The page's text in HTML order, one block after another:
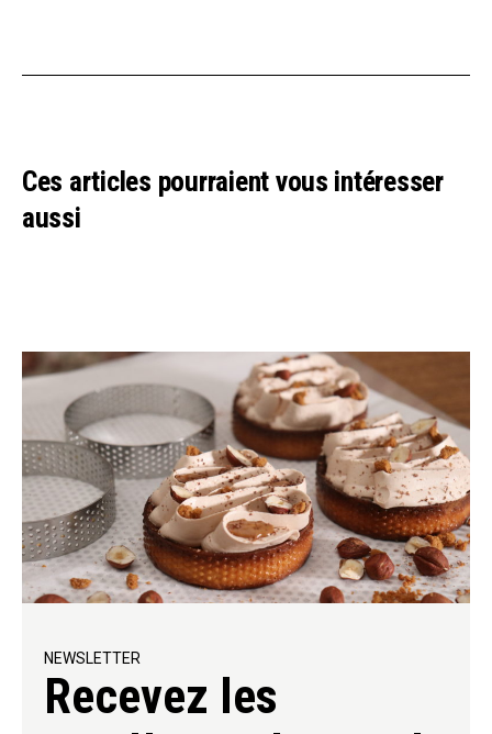
Ces articles pourraient vous intéresser
aussi
NEWSLETTER
Recevez les